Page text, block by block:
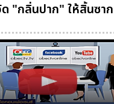
"กลิ่นปาก" ให้สิ้นซาก